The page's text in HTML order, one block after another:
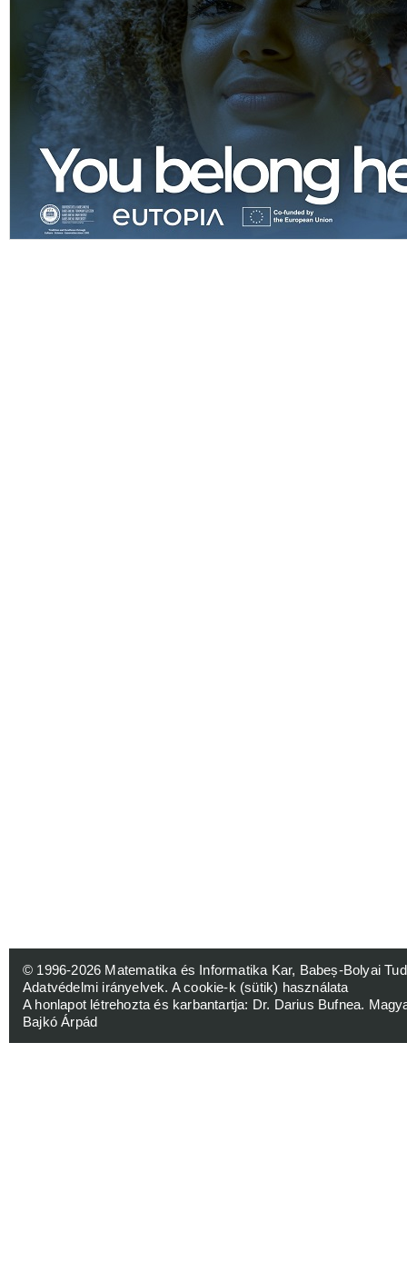
© 1996-2026 Matematika és Informatika Kar, Babeș-Bolyai
Adatvédelmi irányelvek. A cookie-k (sütik) használata
A honlapot létrehozta és karbantartja: Dr. Darius Bufnea.
Bajkó Árpád